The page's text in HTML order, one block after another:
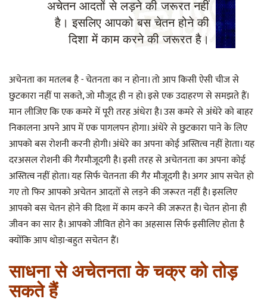
अचेतन आदतों से लड़ने की जरूरत नहीं
है। इसलिए आपको बस चेतन होने की
दिशा में काम करने की जरूरत है।
अचेनता का मतलब है - चेतनता का न होना। तो आप किसी ऐसी चीज से
छुटकारा नहीं पा सकते, जो मौजूद ही न हो। इसे एक उदाहरण से समझते हैं।
मान लीजिए कि एक कमरे में पूरी तरह अंधेरा है। उस कमरे से अंधेरे को बाहर
निकालना अपने आप में एक पागलपन होगा। अंधेरे से छुटकारा पाने के लिए
आपको बस रोशनी करनी होगी। अंधेरे का अपना कोई अस्तित्व नहीं हेाता। यह
दरअसल रोशनी की गैरमौजूदगी है। इसी तरह से अचेतनता का अपना कोई
अस्तित्व नहीं होता। यह सिर्फ चेतनता की गैर मौजूदगी है। अगर आप सचेत हो
गए तो फिर आपको अचेतन आदतों से लड़ने की जरूरत नहीं है। इसलिए
आपको बस चेतन होने की दिशा में काम करने की जरूरत है। चेतन होना ही
जीवन का सार है। आपको जीवित होने का अहसास सिर्फ इसीलिए होता है
क्योंकि आप थोड़ा-बहुत सचेतन हैं।
साधना से अचेतनता के चक्र को तोड़
सकते हैं